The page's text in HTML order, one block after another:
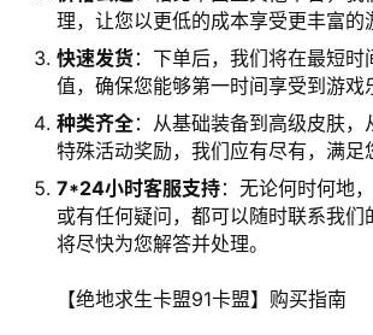
理，让您以更低的成本享受更丰富的
快速发货：下单后，我们将在最短时
值，确保您能够第一时间享受到游戏
种类齐全：从基础装备到高级皮肤，
特殊活动奖励，我们应有尽有，满足
7*24小时客服支持：无论何时何地
或有任何疑问，都可以随时联系我们
将尽快为您解答并处理。
【绝地求生卡盟91卡盟】购买指南